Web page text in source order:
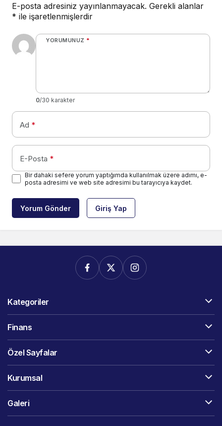
E-posta adresiniz yayınlanmayacak. Gerekli alanlar
* ile işaretlenmişlerdir
YORUMUNUZ *
0/30 karakter
Ad *
E-Posta *
Bir dahaki sefere yorum yaptığımda kullanılmak üzere adımı, e-
posta adresimi ve web site adresimi bu tarayıcıya kaydet.
Yorum Gönder Giriş Yap
Kategoriler
Finans
Özel Sayfalar
Kurumsal
Galeri